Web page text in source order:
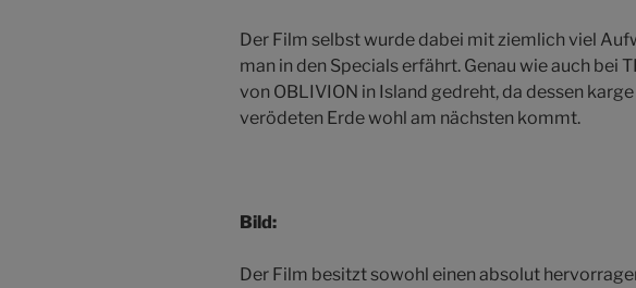
Der Film selbst wurde dabei mit ziemlich viel
man in den Specials erfährt. Genau wie auch bei
von OBLIVION in Island gedreht, da dessen
verödeten Erde wohl am nächsten kommt.
Bild:
Der Film besitzt sowohl einen absolut